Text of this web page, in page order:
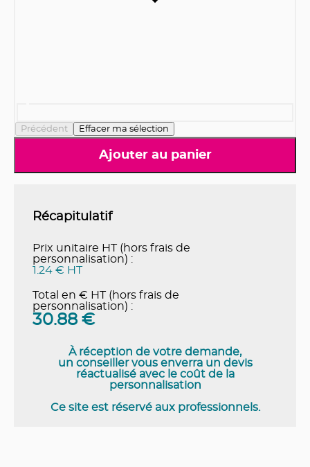
Précédent Effacer ma sélection
Ajouter au panier
Récapitulatif
Prix unitaire HT (hors frais de
personnalisation) :
1.24 € HT
Total en € HT (hors frais de
personnalisation) :
30.88€
À réception de votre demande,
un conseiller vous enverra un devis
réactualisé avec le coût de la
personnalisation
Ce site est réservé aux professionnels.